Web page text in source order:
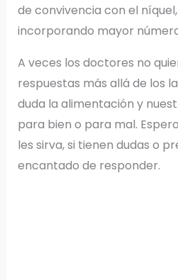
de convivencia con el
incorporando mayor
A veces los doctores no
respuestas más allá de los
duda la alimentación y
para bien o para mal.
les sirva, si tienen dudas o
encantado de responder.